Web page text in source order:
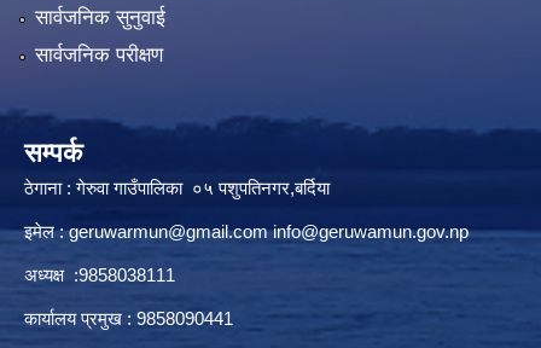
सार्वजनिक सुनुवाई
सार्वजनिक परीक्षण
सम्पर्क
ठेगाना : गेरुवा गाउँपालिका ०५ पशुपतिनगर,बर्दिया
इमेल :geruwarmun@gmail.com info@geruwamun.gov.np
अध्यक्ष :9858038111
कार्यालय प्रमुख : 9858090441